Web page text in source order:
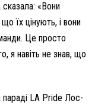
«Вони
їх цінують, і вони
Це просто
я навіть не знав, що
параді LA Pride Лос-